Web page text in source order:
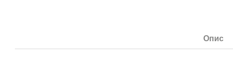
Опис